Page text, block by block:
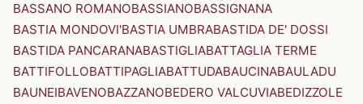
BASSANO ROMANOBASSIANOBASSIGNANA
BASTIA MONDOVI'BASTIA UMBRABASTIDA DE' DOSSI
BASTIDA PANCARANABASTIGLIABATTAGLIA TERME
BATTIFOLLOBATTIPAGLIABATTUDABAUCINABAULADU
BAUNEIBAVENOBAZZANOBEDERO VALCUVIABEDIZZOLE